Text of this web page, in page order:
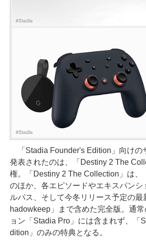
「Stadia Founder's Edition」向けの
発表されたのは、「Destiny 2 The
権。「Destiny 2 The Collection」は、
のほか、各エピソードやエキスパンシ
ルパス、そして今冬リリース予定の最
hadowkeep」まで含めた完全版。通
ョン「Stadia Pro」には含まれず、「
dition」のみの特典となる。